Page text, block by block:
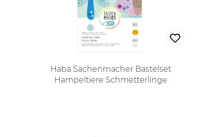
Haba Sachenmacher Bastelset
Hampeltiere Schmetterlinge